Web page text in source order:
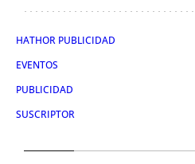
HATHOR PUBLICIDAD
EVENTOS
PUBLICIDAD
SUSCRIPTOR